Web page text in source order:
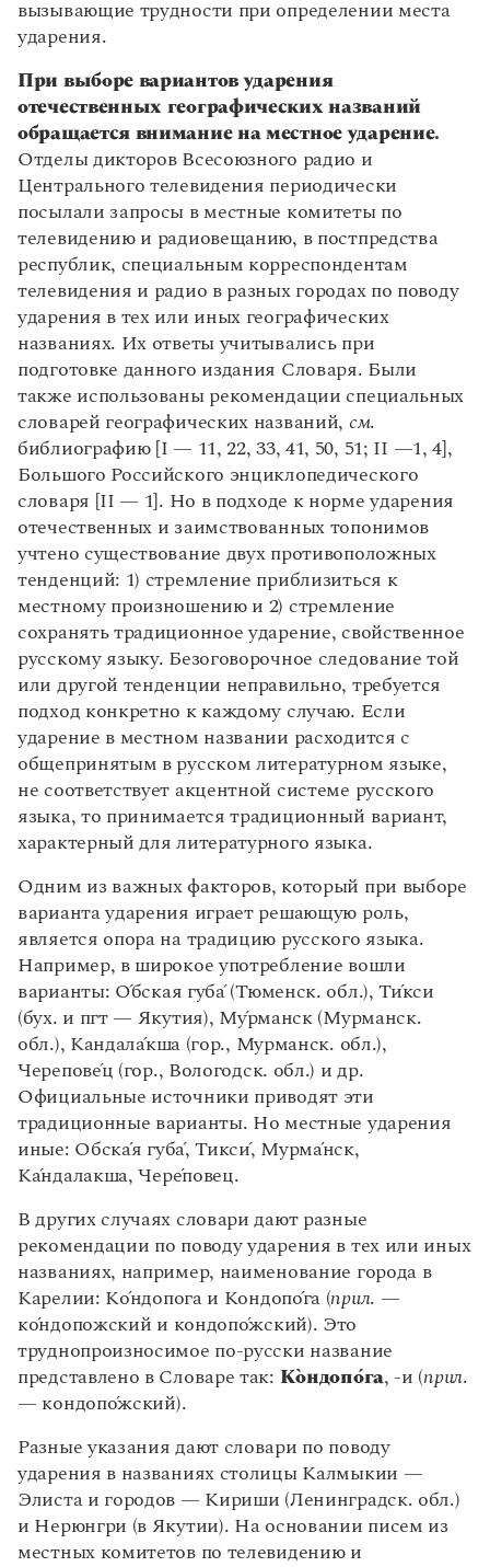
Словари русского языка как государственного
Справочники
Правила русской орфографии и пунктуации
Русский язык. Краткий теоретический курс
для школьников
Письмовник
Справочник по пунктуации
Словарь-справочник трудностей
Азбучные истины
Словарь-справочник непростые слова
Все справочники портала
Журнал
Новости и события
Статьи
Монологи
Лекции и подкасты
Рекомендуем
Учебник Грамоты
Правила русского языка: от азов до тонкостей
Интерактивные упражнения: от простого к сложному
Скороговорки
Издательство
Словари
Научпоп
Учебники и справочники
Все книги
Управление в русском языке
Словарь русских имён
Правила русской орфографии и пунктуации
(1956)
Предисловие
История и содержание Словаря
Подача материала
Система помет и пояснений
Специальные термины, встречающиеся в
Словаре
Ударение и произношение
Ударение в географических названиях
Ударение в названиях улиц, переулков, проездов,
площадей Москвы
Ударения в фамилиях и личных именах
Правила постановки ударения в собственных
именах, заимствованных из других языков
1. Географические названия
2. Мужские и женские фамилии, оканчивающиеся
на -о, -е, -и, -у, -ю
3. Мужские и женские фамилии и личные имена,
оканчивающиеся на -а, -я, -ия, -ая, -оя
4. Мужские и женские фамилии и личные имена,
оканчивающиеся на согласную
5. Сложные заимствованные имена и фамилии
6. Двойные фамилии
Библиография
Толковые словари, нормативные справочники
Энциклопедические словари
вызывающие трудности при определении места
ударения.
При выборе вариантов ударения
отечественных географических названий
обращается внимание на местное ударение.
Отделы дикторов Всесоюзного радио и
Центрального телевидения периодически
посылали запросы в местные комитеты по
телевидению и радиовещанию, в постпредства
республик, специальным корреспондентам
телевидения и радио в разных городах по поводу
ударения в тех или иных географических
названиях. Их ответы учитывались при
подготовке данного издания Словаря. Были
также использованы рекомендации специальных
словарей географических названий, см.
библиографию [I — 11, 22, 33, 41, 50, 51; II —1, 4],
Большого Российского энциклопедического
словаря [II — 1]. Но в подходе к норме ударения
отечественных и заимствованных топонимов
учтено существование двух противоположных
тенденций: 1) стремление приблизиться к
местному произношению и 2) стремление
сохранять традиционное ударение, свойственное
русскому языку. Безоговорочное следование той
или другой тенденции неправильно, требуется
подход конкретно к каждому случаю. Если
ударение в местном названии расходится с
общепринятым в русском литературном языке,
не соответствует акцентной системе русского
языка, то принимается традиционный вариант,
характерный для литературного языка.
Одним из важных факторов, который при выборе
варианта ударения играет решающую роль,
является опора на традицию русского языка.
Например, в широкое употребление вошли
варианты: О́бская губа́(Тюменск. обл.), Ти́кси
(бух. и пгт — Якутия), Му́рманск (Мурманск.
обл.), Кандала́кша (гор., Мурманск. обл.),
Черепове́ц (гор., Вологодск. обл.) и др.
Официальные источники приводят эти
традиционные варианты. Но местные ударения
иные: Обска́я губа́, Тикси́, Мурма́нск,
Ка́ндалакша, Чере́повец.
В других случаях словари дают разные
рекомендации по поводу ударения в тех или иных
названиях, например, наименование города в
Карелии: Ко́ндопога и Кондопо́га (прил. —
ко́ндопожский и кондопо́жский). Это
труднопроизносимое по-русски название
представлено в Словаре так: Кондопо́га, -и (прил.
— кондопо́жский).
Разные указания дают словари по поводу
ударения в названиях столицы Калмыкии —
Элиста и городов — Кириши (Ленинградск. обл.)
и Нерюнгри (в Якутии). На основании писем из
местных комитетов по телевидению и